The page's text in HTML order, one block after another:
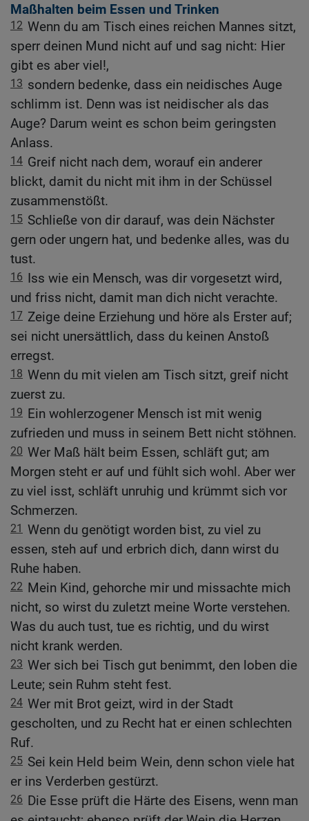
Maßhalten beim Essen und Trinken
12 Wenn du am Tisch eines reichen Mannes sitzt,
sperr deinen Mund nicht auf und sag nicht: Hier
gibt es aber viel!,
13 sondern bedenke, dass ein neidisches Auge
schlimm ist. Denn was ist neidischer als das
Auge? Darum weint es schon beim geringsten
Anlass.
14 Greif nicht nach dem, worauf ein anderer
blickt, damit du nicht mit ihm in der Schüssel
zusammenstößt.
15 Schließe von dir darauf, was dein Nächster
gern oder ungern hat, und bedenke alles, was du
tust.
16 Iss wie ein Mensch, was dir vorgesetzt wird,
und friss nicht, damit man dich nicht verachte.
17 Zeige deine Erziehung und höre als Erster auf;
sei nicht unersättlich, dass du keinen Anstoß
erregst.
18 Wenn du mit vielen am Tisch sitzt, greif nicht
zuerst zu.
19 Ein wohlerzogener Mensch ist mit wenig
zufrieden und muss in seinem Bett nicht stöhnen.
20 Wer Maß hält beim Essen, schläft gut; am
Morgen steht er auf und fühlt sich wohl. Aber wer
zu viel isst, schläft unruhig und krümmt sich vor
Schmerzen.
21 Wenn du genötigt worden bist, zu viel zu
essen, steh auf und erbrich dich, dann wirst du
Ruhe haben.
22 Mein Kind, gehorche mir und missachte mich
nicht, so wirst du zuletzt meine Worte verstehen.
Was du auch tust, tue es richtig, und du wirst
nicht krank werden.
23 Wer sich bei Tisch gut benimmt, den loben die
Leute; sein Ruhm steht fest.
24 Wer mit Brot geizt, wird in der Stadt
gescholten, und zu Recht hat er einen schlechten
Ruf.
25 Sei kein Held beim Wein, denn schon viele hat
er ins Verderben gestürzt.
26 Die Esse prüft die Härte des Eisens, wenn man